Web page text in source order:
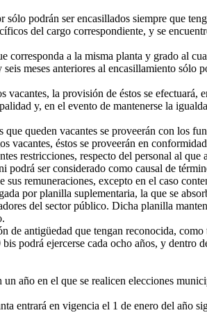
podrán ser encasillados siempre que
del cargo correspondiente, y se
a la misma planta y grado al
meses anteriores al encasillamiento
la provisión de éstos se
y, en el evento de mantenerse la
queden vacantes se proveerán con los
vacantes, éstos se proveerán en
restricciones, respecto del personal al que
ser considerado como causal de
remuneraciones, excepto en el caso
por planilla suplementaria, la que se
del sector público. Dicha planilla
antigüedad que tengan reconocida,
podrá ejercerse cada ocho años, y dentro
año en el que se realicen elecciones
entrará en vigencia el 1 de enero del año